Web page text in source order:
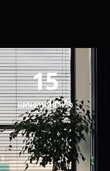
15
แผนงานที่สำเร็จ